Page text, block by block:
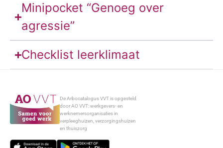
Minipocket “Genoeg over
agressie”
Checklist leerklimaat
De Arbocatalogus VVT is opgesteld
door AO VVT: werkgevers- en
werknemersorganisaties in
verpleeghuizen, verzorgingshuizen
en thuiszorg